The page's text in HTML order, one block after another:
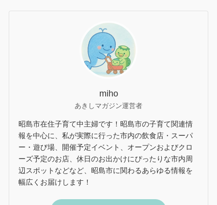
miho
あきしマガジン運営者
昭島市在住子育て中主婦です！昭島市の子育て関連情
報を中心に、私が実際に行った市内の飲食店・スーパ
ー・遊び場、開催予定イベント、オープンおよびクロ
ーズ予定のお店、休日のお出かけにぴったりな市内周
辺スポットなどなど、昭島市に関わるあらゆる情報を
幅広くお届けします！